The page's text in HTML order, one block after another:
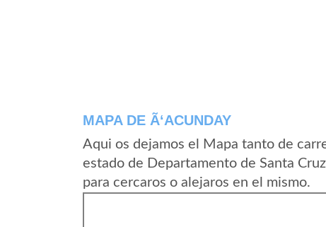
MAPA DE Ã‘ACUNDAY
Aqui os dejamos el Mapa tanto de
estado de Departamento de Santa
para cercaros o alejaros en el mismo.